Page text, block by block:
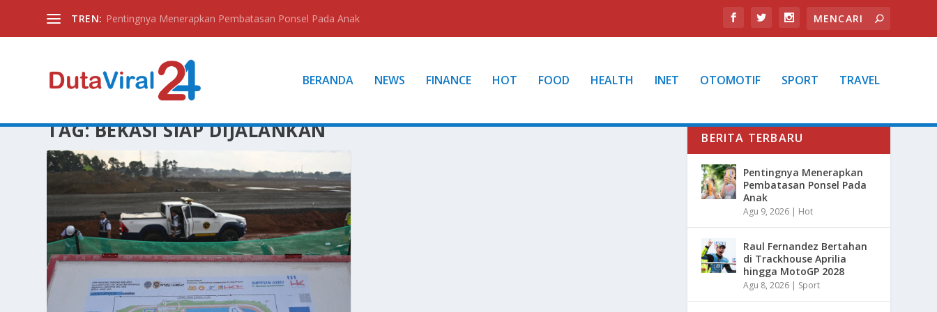
TREN: Pentingnya Menerapkan Pembatasan Ponsel Pada Anak
BERANDA NEWS FINANCE HOT FOOD HEALTH INET OTOMOTIF SPORT TRAVEL
TAG:BEKASI SIAP DIJALANKAN BERITA TERBARU
Pentingnya Menerapkan
Pembatasan Ponsel Pada
Anak
Agu 9, 2026 | Hot
Raul Fernandez Bertahan
di Trackhouse Aprilia
hingga MotoGP 2028
Agu 8, 2026 | Sport